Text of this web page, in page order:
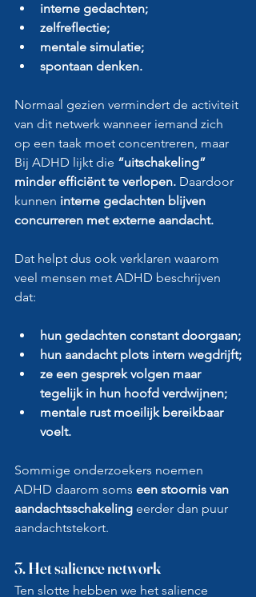
interne gedachten;
zelfreflectie;
mentale simulatie;
spontaan denken.
Normaal gezien vermindert de activiteit
van dit netwerk wanneer iemand zich
op een taak moet concentreren, maar
Bij ADHD lijkt die “uitschakeling”
minder efficiënt te verlopen. Daardoor
kunnen interne gedachten blijven
concurreren met externe aandacht.
Dat helpt dus ook verklaren waarom
veel mensen met ADHD beschrijven
dat:
hun gedachten constant doorgaan;
hun aandacht plots intern wegdrijft;
ze een gesprek volgen maar
tegelijk in hun hoofd verdwijnen;
mentale rust moeilijk bereikbaar
voelt.
Sommige onderzoekers noemen
ADHD daarom soms een stoornis van
aandachtsschakeling eerder dan puur
aandachtstekort.
3. Het salience network
Ten slotte hebben we het salience